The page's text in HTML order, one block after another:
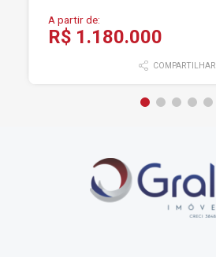
A partir de:
R$ 1.180.000
COMPARTILHAR